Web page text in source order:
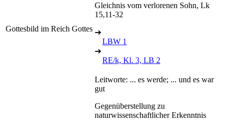
Gottesbild im Reich Gottes
Gleichnis vom verlorenen Sohn, Lk
15,11-32
➔
LBW 1
➔
RE/k, Kl. 3, LB 2
Leitworte: ... es werde; ... und es war
gut
Gegenüberstellung zu
naturwissenschaftlicher Erkenntnis